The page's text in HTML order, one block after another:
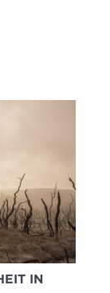
IN